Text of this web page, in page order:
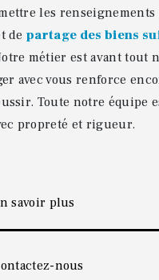
les renseignements
departage des biens
métier est avant tout
avec vous renforce
Toute notre équipe
propreté et rigueur.
savoir plus
nous